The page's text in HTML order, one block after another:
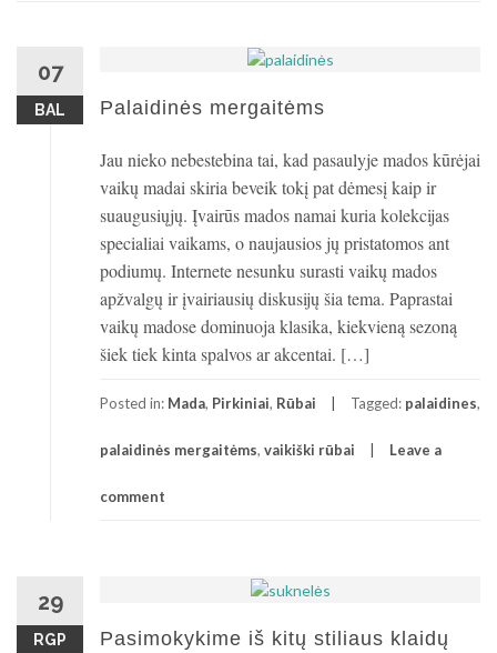
07
BAL Palaidinės mergaitėms
Jau nieko nebestebina tai, kad pasaulyje mados kūrėjai
vaikų madai skiria beveik tokį pat dėmesį kaip ir
suaugusiųjų. Įvairūs mados namai kuria kolekcijas
specialiai vaikams, o naujausios jų pristatomos ant
podiumų. Internete nesunku surasti vaikų mados
apžvalgų ir įvairiausių diskusijų šia tema. Paprastai
vaikų madose dominuoja klasika, kiekvieną sezoną
šiek tiek kinta spalvos ar akcentai. […]
Posted in: Mada, Pirkiniai, Rūbai Tagged: palaidines,
palaidinės mergaitėms, vaikiški rūbai Leave a
comment
29
RGP Pasimokykime iš kitų stiliaus klaidų